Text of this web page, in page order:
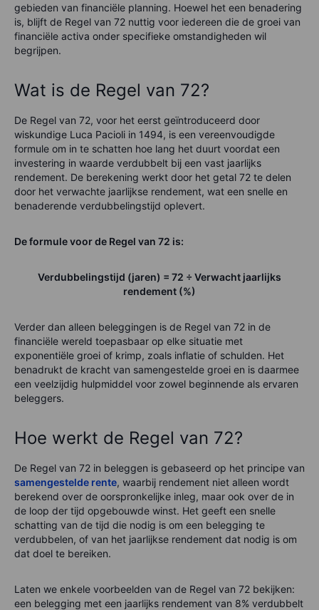
gebieden van financiële planning. Hoewel het een benadering
is, blijft de Regel van 72 nuttig voor iedereen die de groei van
financiële activa onder specifieke omstandigheden wil
begrijpen.
Wat is de Regel van 72?
De Regel van 72, voor het eerst geïntroduceerd door
wiskundige Luca Pacioli in 1494, is een vereenvoudigde
formule om in te schatten hoe lang het duurt voordat een
investering in waarde verdubbelt bij een vast jaarlijks
rendement. De berekening werkt door het getal 72 te delen
door het verwachte jaarlijkse rendement, wat een snelle en
benaderende verdubbelingstijd oplevert.
De formule voor de Regel van 72 is:
Verdubbelingstijd (jaren) = 72 ÷ Verwacht jaarlijks
rendement (%)
Verder dan alleen beleggingen is de Regel van 72 in de
financiële wereld toepasbaar op elke situatie met
exponentiële groei of krimp, zoals inflatie of schulden. Het
benadrukt de kracht van samengestelde groei en is daarmee
een veelzijdig hulpmiddel voor zowel beginnende als ervaren
beleggers.
Hoe werkt de Regel van 72?
De Regel van 72 in beleggen is gebaseerd op het principe van
samengestelde rente, waarbij rendement niet alleen wordt
berekend over de oorspronkelijke inleg, maar ook over de in
de loop der tijd opgebouwde winst. Het geeft een snelle
schatting van de tijd die nodig is om een belegging te
verdubbelen, of van het jaarlijkse rendement dat nodig is om
dat doel te bereiken.
Laten we enkele voorbeelden van de Regel van 72 bekijken:
een belegging met een jaarlijks rendement van 8% verdubbelt